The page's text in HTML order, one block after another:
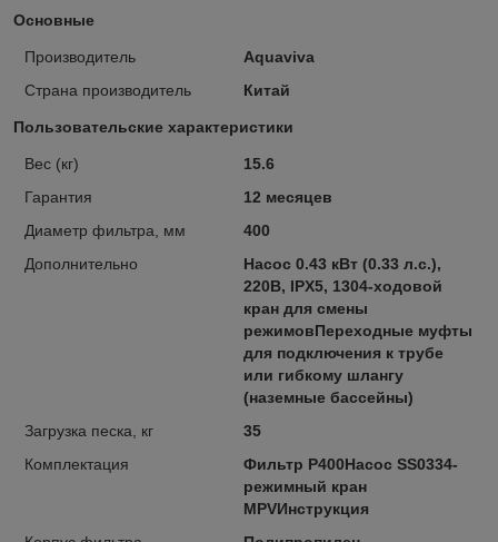
Основные
Производитель
Aquaviva
Страна производитель
Китай
Пользовательские характеристики
Вес (кг)
15.6
Гарантия
12 месяцев
Диаметр фильтра, мм
400
Дополнительно
Насос 0.43 кВт (0.33 л.с.),
220В, IPX5, 1304-ходовой
кран для смены
режимовПереходные муфты
для подключения к трубе
или гибкому шлангу
(наземные бассейны)
Загрузка песка, кг
35
Комплектация
Фильтр P400Насос SS0334-
режимный кран
MPVИнструкция